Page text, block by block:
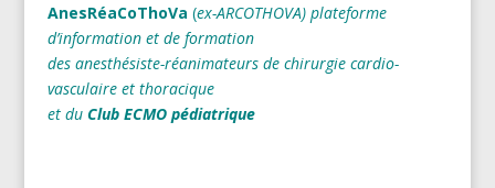
AnesRéaCoThoVa (ex-ARCOTHOVA) plateforme
d’information et de formation
des anesthésiste-réanimateurs de chirurgie cardio-
vasculaire et thoracique
et du Club ECMO pédiatrique